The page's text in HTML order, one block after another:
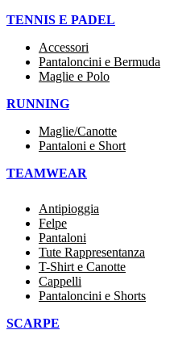
TENNIS E PADEL
Accessori
Pantaloncini e Bermuda
Maglie e Polo
RUNNING
Maglie/Canotte
Pantaloni e Short
TEAMWEAR
Antipioggia
Felpe
Pantaloni
Tute Rappresentanza
T-Shirt e Canotte
Cappelli
Pantaloncini e Shorts
SCARPE